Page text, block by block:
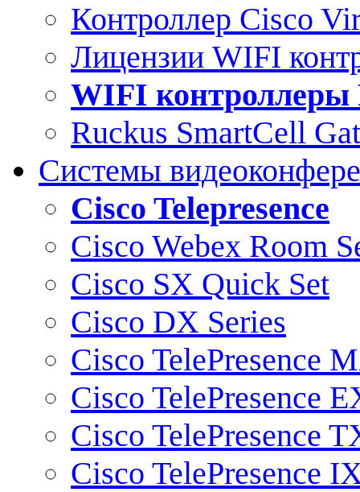
Контроллер Cisco
Лицензии WIFI
WIFI контроллеры
Ruckus SmartCell
Системы
Cisco Telepresence
Cisco Webex Room
Cisco SX Quick Set
Cisco DX Series
Cisco TelePresence
Cisco TelePresence
Cisco TelePresence
Cisco TelePresence